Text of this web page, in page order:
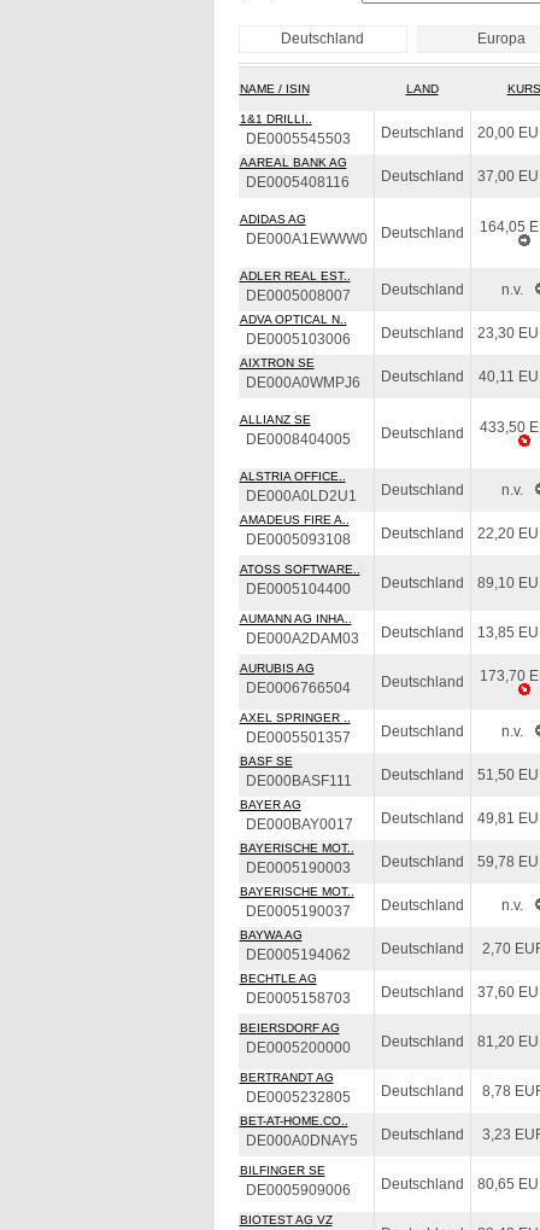
Deutschland Europa
NAME / ISIN LAND KURS
1&1 DRILLI..
DE0005545503 Deutschland 20,00
AAREAL BANK AG
DE0005408116 Deutschland 37,00
ADIDAS AG
DE000A1EWWW0 Deutschland 164,05
ADLER REAL EST..
DE0005008007 Deutschland n.v.
ADVA OPTICAL N..
DE0005103006 Deutschland 23,30
AIXTRON SE
DE000A0WMPJ6 Deutschland 40,11
ALLIANZ SE
DE0008404005 Deutschland 433,50
ALSTRIA OFFICE..
DE000A0LD2U1 Deutschland n.v.
AMADEUS FIRE A..
DE0005093108 Deutschland 22,20
ATOSS SOFTWARE..
DE0005104400 Deutschland 89,10
AUMANN AG INHA..
DE000A2DAM03 Deutschland 13,85
AURUBIS AG
DE0006766504 Deutschland 173,70
AXEL SPRINGER ..
DE0005501357 Deutschland n.v.
BASF SE
DE000BASF111 Deutschland 51,50
BAYER AG
DE000BAY0017 Deutschland 49,81
BAYERISCHE MOT..
DE0005190003 Deutschland 59,78
BAYERISCHE MOT..
DE0005190037 Deutschland n.v.
BAYWA AG
DE0005194062 Deutschland 2,70
BECHTLE AG
DE0005158703 Deutschland 37,60
BEIERSDORF AG
DE0005200000 Deutschland 81,20
BERTRANDT AG
DE0005232805 Deutschland 8,78
BET-AT-HOME.CO..
DE000A0DNAY5 Deutschland 3,23
BILFINGER SE
DE0005909006 Deutschland 80,65
BIOTEST AG VZ